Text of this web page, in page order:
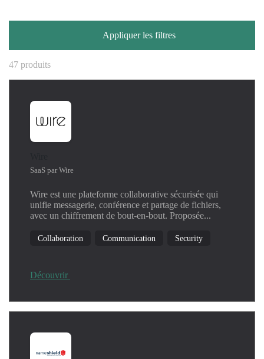
Business Intelligence
Database
Governance
Kubernetes
Linux
Network
Productivity
SIEM
Windows
Appliquer les filtres
47 produits
SaaS par Wire
Wire est une plateforme collaborative sécurisée qui
unifie messagerie, conférence et partage de fichiers,
avec un chiffrement de bout-en-bout. Proposée...
Collaboration Communication Security
Découvrir